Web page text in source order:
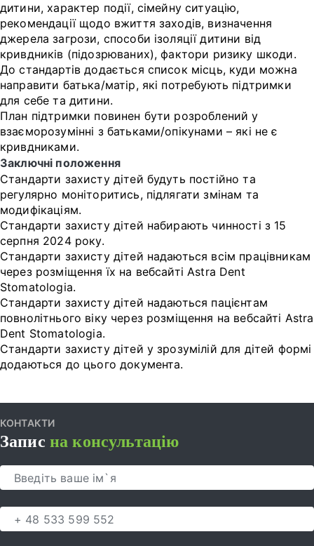
дитини, характер події, сімейну ситуацію,
рекомендації щодо вжиття заходів, визначення
джерела загрози, способи ізоляції дитини від
кривдників (підозрюваних), фактори ризику шкоди.
До стандартів додається список місць, куди можна
направити батька/матір, які потребують підтримки
для себе та дитини.
План підтримки повинен бути розроблений у
взаєморозумінні з батьками/опікунами – які не є
кривдниками.
Заключні положення
Стандарти захисту дітей будуть постійно та
регулярно моніторитись, підлягати змінам та
модифікаціям.
Стандарти захисту дітей набирають чинності з 15
серпня 2024 року.
Стандарти захисту дітей надаються всім працівникам
через розміщення їх на вебсайті Astra Dent
Stomatologia.
Стандарти захисту дітей надаються пацієнтам
повнолітнього віку через розміщення на вебсайті Astra
Dent Stomatologia.
Стандарти захисту дітей у зрозумілій для дітей формі
додаються до цього документа.
КОНТАКТИ
Запис на консультацію